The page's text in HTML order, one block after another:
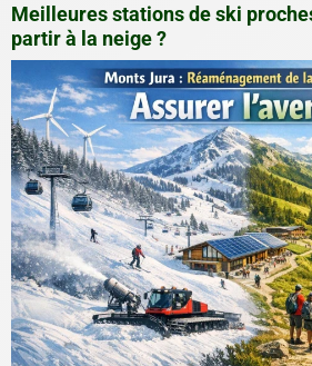
Meilleures stations de ski
partir à la neige ?